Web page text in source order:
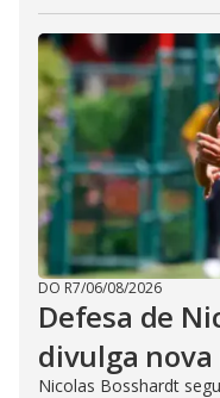
DO R7/06/08/2026
Defesa de
divulga
Nicolas Bosshardt